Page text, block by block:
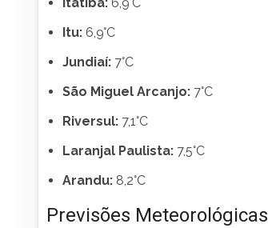
Itatiba: 6,9°C
Itu: 6,9°C
Jundiaí: 7°C
São Miguel Arcanjo: 7°C
Riversul: 7,1°C
Laranjal Paulista: 7,5°C
Arandu: 8,2°C
Previsões